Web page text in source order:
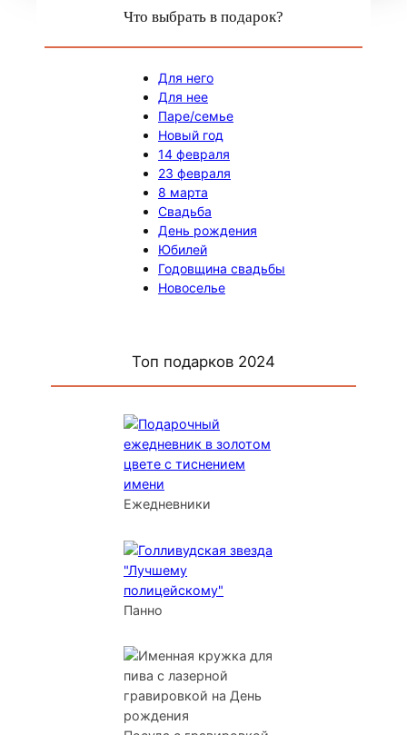
Что выбрать в подарок?
Для него
Для нее
Паре/семье
Новый год
14 февраля
23 февраля
8 марта
Свадьба
День рождения
Юбилей
Годовщина свадьбы
Новоселье
Топ подарков 2024
Ежедневники
Панно